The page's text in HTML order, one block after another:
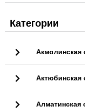
Категории
Акмолинская
Актюбинская
Алматинская